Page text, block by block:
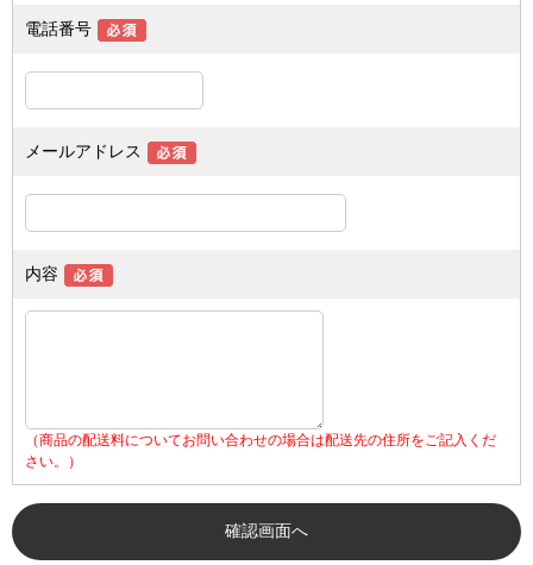
電話番号
メールアドレス
内容
（商品の配送料についてお問い合わせの場合は配送先の住所をご記入くだ
さい。）